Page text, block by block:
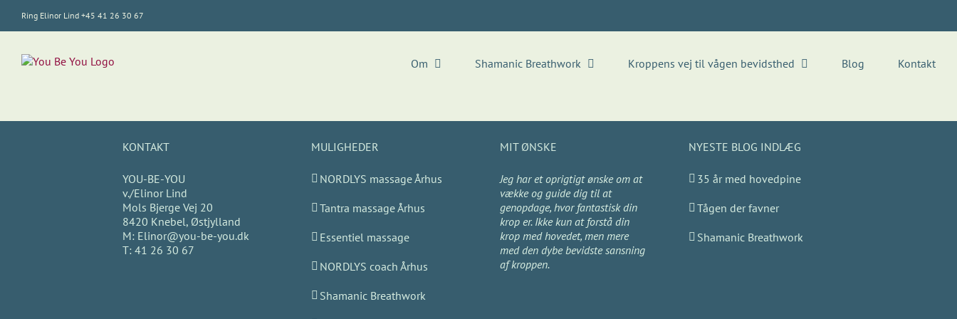
content
Ring Elinor Lind +45 41 26 30 67
Om Shamanic Breathwork Kroppens vej til vågen bevidsthed Blog Kontakt
KONTAKT
YOU-BE-YOU
v./Elinor Lind
Mols Bjerge Vej 20
8420 Knebel, Østjylland
M: Elinor@you-be-you.dk
T: 41 26 30 67
MULIGHEDER
NORDLYS massage Århus
Tantra massage Århus
Essentiel massage
NORDLYS coach Århus
Shamanic Breathwork
MIT ØNSKE
Jeg har et oprigtigt ønske om at
vække og guide dig til at
genopdage, hvor fantastisk din
krop er. Ikke kun at forstå din
krop med hovedet, men mere
med den dybe bevidste sansning
af kroppen.
NYESTE BLOG INDLÆG
35 år med hovedpine
Tågen der favner
Shamanic Breathwork